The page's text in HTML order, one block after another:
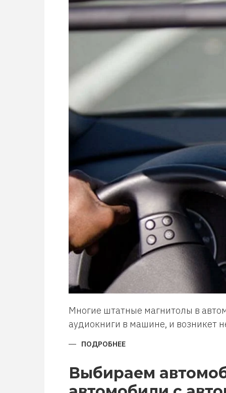
Многие штатные магнитолы в
аудиокниги в машине, и возникет
ПОДРОБНЕЕ
СВЯЗЬ
ЧЕРЕЗ
МАГНИТОЛУ
Выбираем